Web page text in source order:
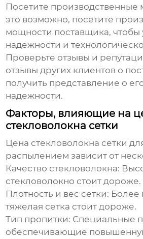
Посетите производственные
это возможно, посетите
мощности поставщика, чтобы
надежности и
Проверьте отзывы и
отзывы других клиентов о
получить представление о
надежности.
Факторы, влияющие на
стекловолокна сетки
Цена стекловолокна сетки
распылением зависит от
Качество стекловолокна:
стекловолокно стоит дороже.
Плотность и вес сетки: Более
тяжелая сетка стоит дороже.
Тип пропитки: Специальные
обеспечивающие